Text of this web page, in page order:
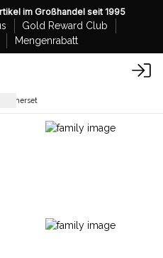
im Großhandel seit 1995
Gold Reward Club
Mengenrabatt